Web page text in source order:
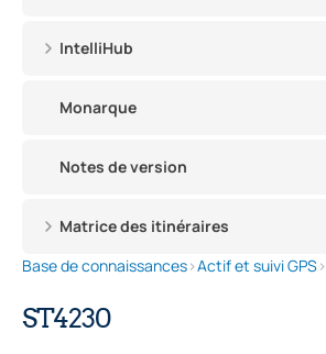
IntelliHub
Monarque
Notes de version
Matrice des itinéraires
Base de connaissances›Actif et suivi GPS›
ST4230